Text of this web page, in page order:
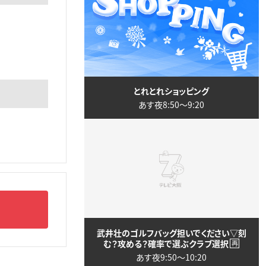
とれとれショッピング
あす夜8:50〜9:20
武井壮のゴルフバッグ担いでください▽刻
む？攻める？確率で選ぶクラブ選択 再
あす夜9:50〜10:20